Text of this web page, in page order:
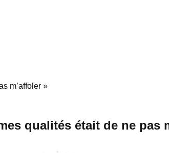
m’affoler »
qualités était de ne pas